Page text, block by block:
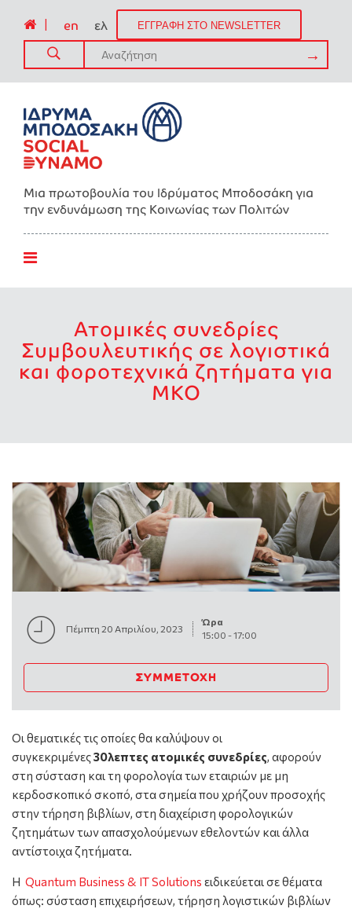
en ελ ΕΓΓΡΑΦΗ ΣΤΟ NEWSLETTER
Μια πρωτοβουλία του Ιδρύματος Μποδοσάκη για
την ενδυνάμωση της Kοινωνίας των Πολιτών
Ατομικές συνεδρίες
Συμβουλευτικής σε λογιστικά
και φοροτεχνικά ζητήματα για
ΜΚΟ
Πέμπτη 20 Απριλίου, 2023
Ώρα
15:00 -17:00
ΣΥΜΜΕΤΟΧΉ
Οι θεματικές τις οποίες θα καλύψουν οι
συγκεκριμένες30λεπτες ατομικές συνεδρίες, αφορούν
στη σύσταση και τη φορολογία των εταιριών με μη
κερδοσκοπικό σκοπό, στα σημεία που χρήζουν προσοχής
στην τήρηση βιβλίων, στη διαχείριση φορολογικών
ζητημάτων των απασχολούμενων εθελοντών και άλλα
αντίστοιχα ζητήματα.
Η Quantum Business & IT Solutions ειδικεύεται σε θέματα
όπως: σύσταση επιχειρήσεων, τήρηση λογιστικών βιβλίων